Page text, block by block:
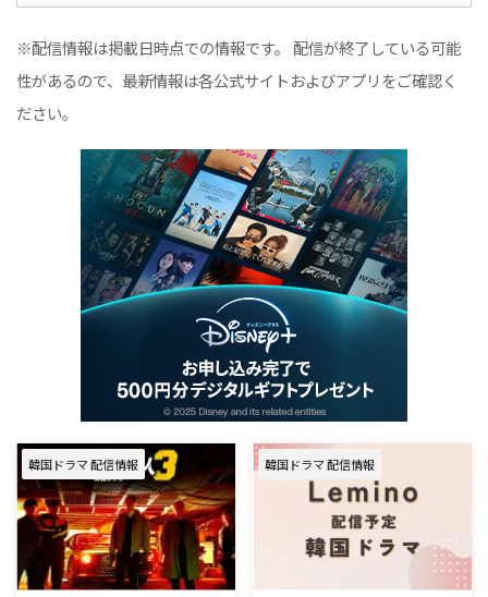
※配信情報は掲載日時点での情報です。 配信が終了している可能
性があるので、最新情報は各公式サイトおよびアプリをご確認く
ださい。
韓国ドラマ 配信情報 韓国ドラマ 配信情報